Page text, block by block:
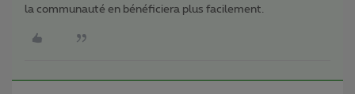
la communauté en bénéficiera plus facilement.